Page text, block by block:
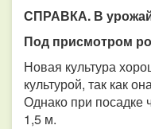
СПРАВКА. В
Под присмотром
Новая культура
культурой, так как
Однако при посадке
1,5 м.